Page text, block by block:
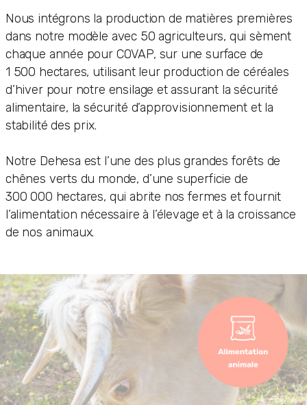
Nous intégrons la production de matières premières
dans notre modèle avec 50 agriculteurs, qui sèment
chaque année pour COVAP, sur une surface de
1 500 hectares, utilisant leur production de céréales
d’hiver pour notre ensilage et assurant la sécurité
alimentaire, la sécurité d’approvisionnement et la
stabilité des prix.
Notre Dehesa est l’une des plus grandes forêts de
chênes verts du monde, d’une superficie de
300 000 hectares, qui abrite nos fermes et fournit
l’alimentation nécessaire à l’élevage et à la croissance
de nos animaux.